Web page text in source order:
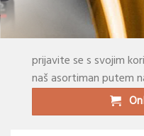
prijavite se s svojim
naš asortiman putem